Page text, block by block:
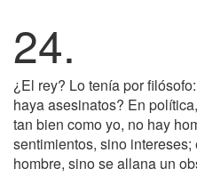
24.
¿El rey? Lo tenía por
haya asesinatos? En
tan bien como yo, no hay
sentimientos, sino
hombre, sino se allana un